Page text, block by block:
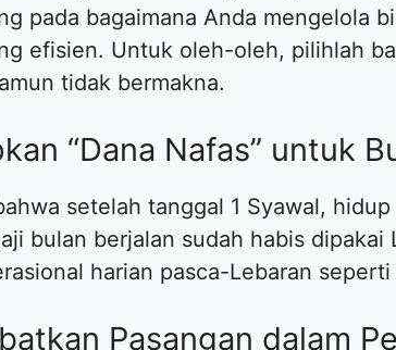
pada bagaimana Anda mengelola
efisien. Untuk oleh-oleh, pilihlah
tidak bermakna.
“Dana Nafas” untuk
setelah tanggal 1 Syawal,
bulan berjalan sudah habis
harian pasca-Lebaran
Pasangan dalam